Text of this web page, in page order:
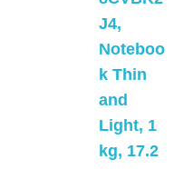
J4,
Noteboo
k Thin
and
Light, 1
kg, 17.2